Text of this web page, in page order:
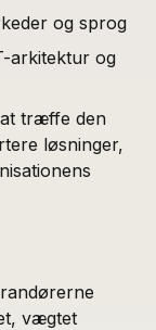
og sprog
arkitektur og
at træffe den
løsninger,
vægtet